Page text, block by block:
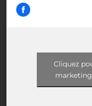
Cliquez